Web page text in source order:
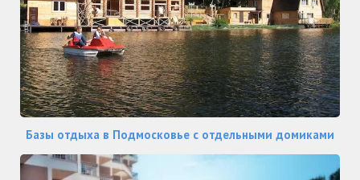
Базы отдыха в Подмосковье с отдельными домиками